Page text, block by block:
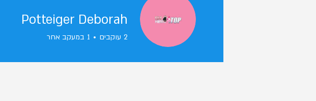
Potteiger Deborah
2 עוקבים 1 במעקב אחר